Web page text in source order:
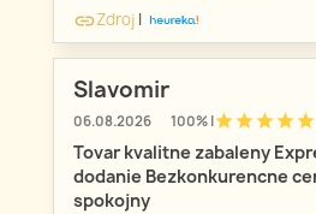
linkZdroj |
Slavomir
06.08.2026 100% |starstarstarstarstar
Tovar kvalitne zabaleny
dodanie Bezkonkurencne
spokojny